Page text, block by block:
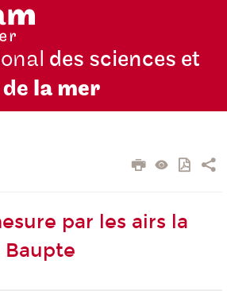
des sciences et
la mer
par les airs la
Baupte